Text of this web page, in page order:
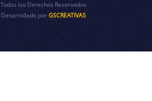
Todos los Derechos Reservados
Desarrollado porGSCREATIVAS